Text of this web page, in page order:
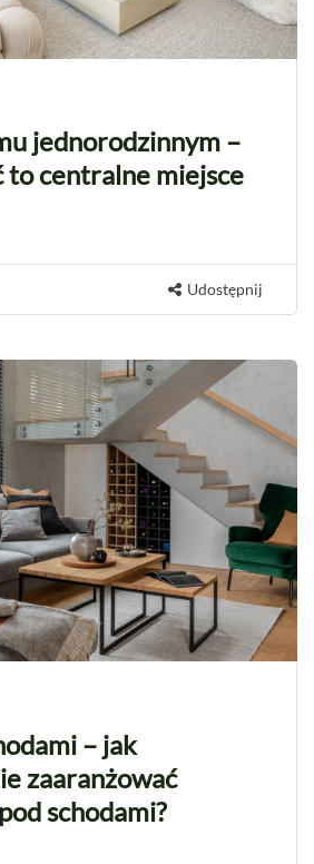
jednorodzinnym –
to centralne miejsce
Udostępnij
– jak
zaaranżować
schodami?